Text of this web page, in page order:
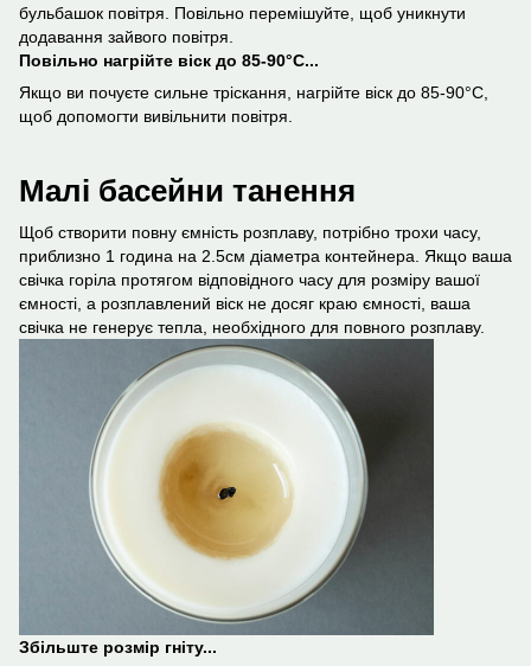
бульбашок повітря. Повільно перемішуйте, щоб уникнути
додавання зайвого повітря.
Повільно нагрійте віск до 85-90°С...
Якщо ви почуєте сильне тріскання, нагрійте віск до 85-90°С,
щоб допомогти вивільнити повітря.
Малі басейни танення
Щоб створити повну ємність розплаву, потрібно трохи часу,
приблизно 1 година на 2.5см діаметра контейнера. Якщо ваша
свічка горіла протягом відповідного часу для розміру вашої
ємності, а розплавлений віск не досяг краю ємності, ваша
свічка не генерує тепла, необхідного для повного розплаву.
Збільште розмір гніту...